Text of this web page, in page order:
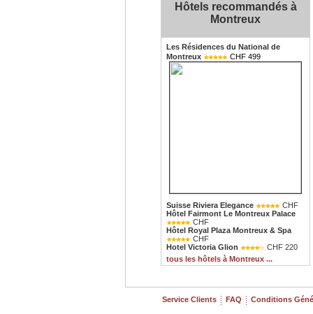
Hôtels recommandés à
Montreux
Les Résidences du National de
Montreux
CHF 499
Suisse Riviera Elegance
CHF
Hôtel Fairmont Le Montreux Palace
CHF
Hôtel Royal Plaza Montreux & Spa
CHF
Hotel Victoria Glion
CHF 220
tous les hôtels à Montreux ...
Service Clients FAQ Conditions